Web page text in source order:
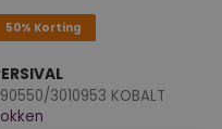
50% Korting
3010953 KOBALT